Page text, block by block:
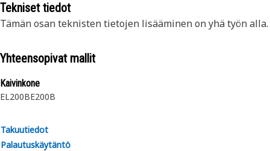
Tekniset tiedot
Tämän osan teknisten tietojen lisääminen on yhä työn alla.
Yhteensopivat mallit
Kaivinkone
EL200BE200B
Takuutiedot
Palautuskäytäntö